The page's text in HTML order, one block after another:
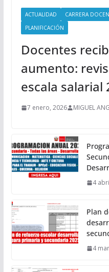
ACTUALIDAD CARRERA
PLANIFICACIÓN
Docentes
aumento:
escala salarial
7 enero, 2026 MIGUEL
4
Plan
4